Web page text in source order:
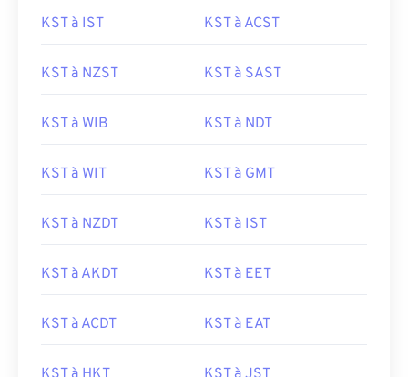
KST à IST KST à ACST
KST à NZST KST à SAST
KST à WIB KST à NDT
KST à WIT KST à GMT
KST à NZDT KST à IST
KST à AKDT KST à EET
KST à ACDT KST à EAT